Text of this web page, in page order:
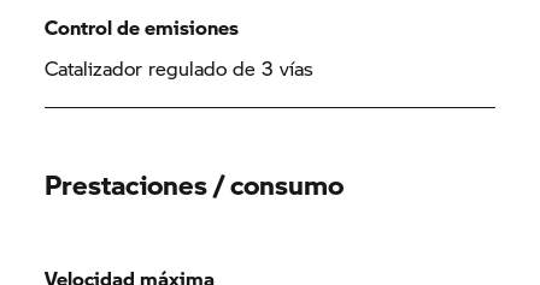
Control de emisiones
Catalizador regulado de 3 vías
Prestaciones / consumo
Velocidad máxima